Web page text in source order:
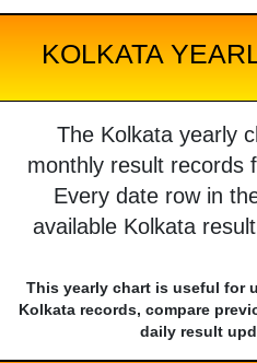
KOLKATA
The Kolkata yearly
monthly result records
Every date row in
available Kolkata
This yearly chart is useful for
Kolkata records, compare
daily result